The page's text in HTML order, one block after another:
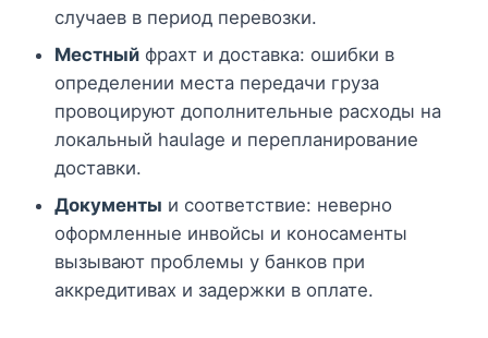
случаев в период перевозки.
Местный фрахт и доставка: ошибки в
определении места передачи груза
провоцируют дополнительные расходы на
локальный haulage и перепланирование
доставки.
Документы и соответствие: неверно
оформленные инвойсы и коносаменты
вызывают проблемы у банков при
аккредитивах и задержки в оплате.